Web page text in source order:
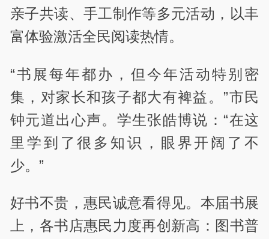
亲子共读、手工制作等多元活动，以丰
富体验激活全民阅读热情。
“书展每年都办，但今年活动特别密
集，对家长和孩子都大有裨益。”市民
钟元道出心声。学生张皓博说：“在这
里学到了很多知识，眼界开阔了不
少。”
好书不贵，惠民诚意看得见。本届书展
上，各书店惠民力度再创新高：图书普